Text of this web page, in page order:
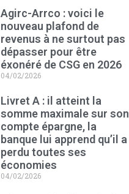
Agirc-Arrco : voici le
nouveau plafond de
revenus à ne surtout pas
dépasser pour être
éxonéré de CSG en 2026
04/02/2026
Livret A : il atteint la
somme maximale sur son
compte épargne, la
banque lui apprend qu’il a
perdu toutes ses
économies
04/02/2026